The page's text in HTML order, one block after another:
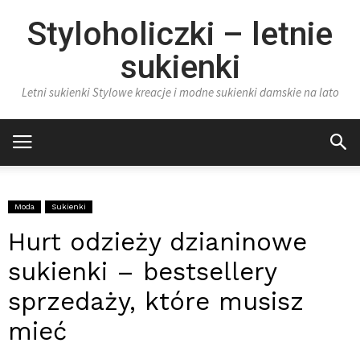
Styloholiczki – letnie
sukienki
Letni sukienki Stylowe kreacje i modne sukienki damskie na lato
Moda Sukienki
Hurt odzieży dzianinowe
sukienki – bestsellery
sprzedaży, które musisz
mieć